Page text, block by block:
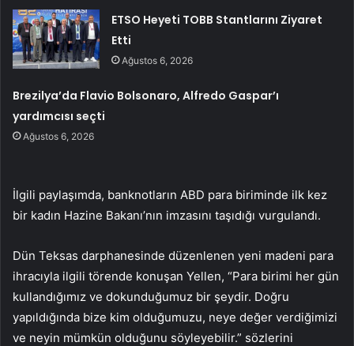
ETSO Heyeti TOBB Stantlarını Ziyaret
Etti
Ağustos 6, 2026
Brezilya’da Flavio Bolsonaro, Alfredo Gaspar’ı
yardımcısı seçti
Ağustos 6, 2026
İlgili paylaşımda, banknotların ABD para biriminde ilk kez
bir kadın Hazine Bakanı’nın imzasını taşıdığı vurgulandı.
Dün Teksas darphanesinde düzenlenen yeni madeni para
ihracıyla ilgili törende konuşan Yellen, “Para birimi her gün
kullandığımız ve dokunduğumuz bir şeydir. Doğru
yapıldığında bize kim olduğumuzu, neye değer verdiğimizi
ve neyin mümkün olduğunu söyleyebilir.” sözlerini